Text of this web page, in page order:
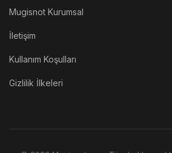
Mugisnot Kurumsal
İletişim
Kullanım Koşulları
Gizlilik İlkeleri